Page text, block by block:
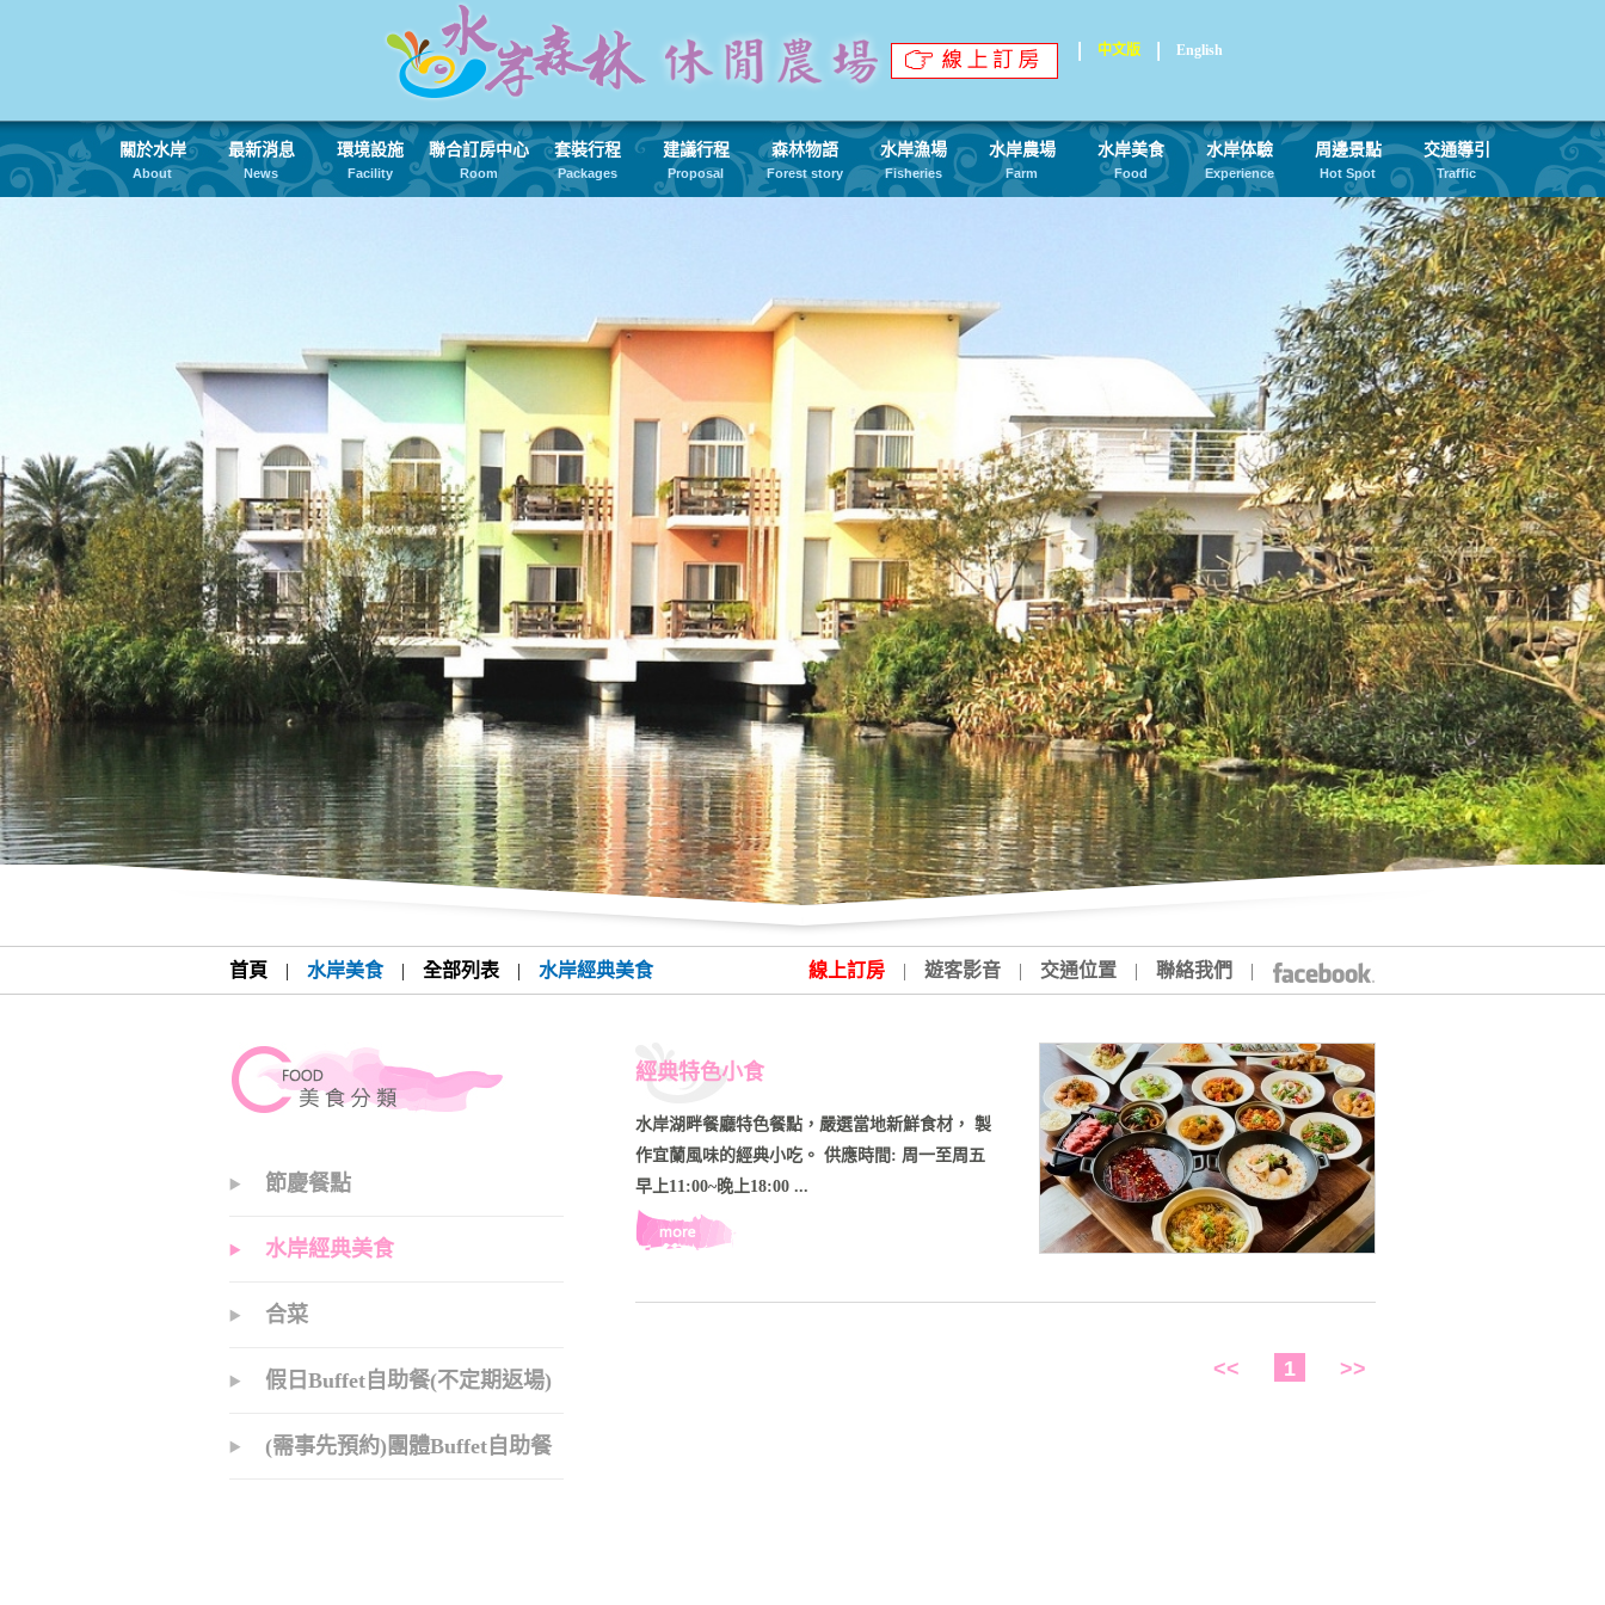
中文版 English
關於水岸
About
最新消息
News
環境設施
Facility
聯合訂房中心
Room
套裝行程
Packages
建議行程
Proposal
森林物語
Forest story
水岸漁場
Fisheries
水岸農場
Farm
水岸美食
Food
水岸体驗
Experience
周邊景點
Hot Spot
交通導引
Traffic
首頁 | 水岸美食 | 全部列表 | 水岸經典美食 線上訂房 | 遊客影音 | 交通位置 | 聯絡我們 |
節慶餐點
水岸經典美食
合菜
假日Buffet自助餐(不定期返場)
(需事先預約)團體Buffet自助餐
經典特色小食
水岸湖畔餐廳特色餐點，嚴選當地新鮮食材， 製
作宜蘭風味的經典小吃。 供應時間: 周一至周五
早上11:00~晚上18:00 ...
<< 1 >>